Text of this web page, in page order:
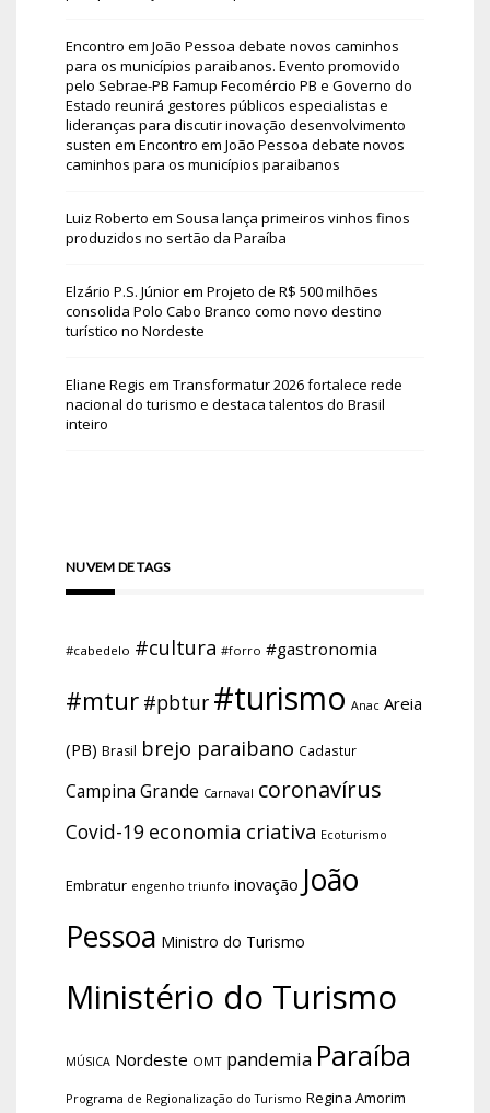
Encontro em João Pessoa debate novos caminhos
para os municípios paraibanos. Evento promovido
pelo Sebrae-PB Famup Fecomércio PB e Governo do
Estado reunirá gestores públicos especialistas e
lideranças para discutir inovação desenvolvimento
susten em Encontro em João Pessoa debate novos
caminhos para os municípios paraibanos
Luiz Roberto em Sousa lança primeiros vinhos finos
produzidos no sertão da Paraíba
Elzário P.S. Júniorem Projeto de R$ 500 milhões
consolida Polo Cabo Branco como novo destino
turístico no Nordeste
Eliane Regis em Transformatur 2026 fortalece rede
nacional do turismo e destaca talentos do Brasil
inteiro
NUVEM DE TAGS
#cabedelo #cultura #forro #gastronomia
#mtur #pbtur #turismo Anac Areia
(PB) Brasil brejo paraibano Cadastur
Campina Grande Carnaval coronavírus
Covid-19 economia criativa Ecoturismo
Embratur engenho triunfo inovação João
Pessoa Ministro do Turismo
Ministério do Turismo
MÚSICA Nordeste OMT pandemia Paraíba
Programa de Regionalização do Turismo Regina Amorim